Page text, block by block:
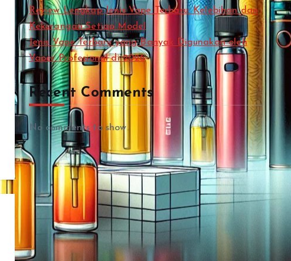
Review Lengkap Jenis Vape Terbaru: Kelebihan dan
Kekurangan Setiap Model
Jenis Vape Terbaru yang Banyak Digunakan oleh
Vaper Profesional di 2026
Recent Comments
No comments to show.